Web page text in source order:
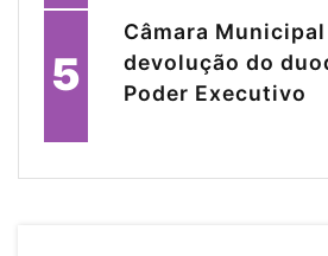
5
Câmara
devolução do
Poder Executivo